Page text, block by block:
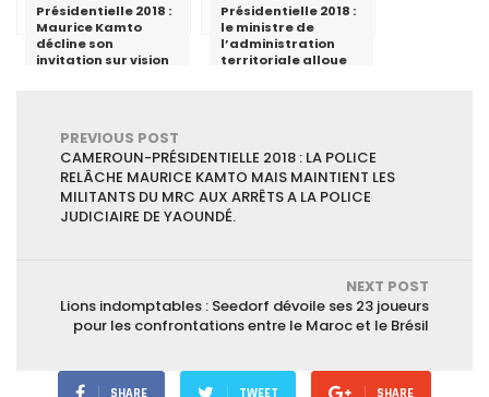
Présidentielle 2018 :
Maurice Kamto
décline son
invitation sur vision
Présidentielle 2018 :
le ministre de
l’administration
territoriale alloue
PREVIOUS POST
CAMEROUN-PRÉSIDENTIELLE 2018 : LA POLICE
RELÂCHE MAURICE KAMTO MAIS MAINTIENT LES
MILITANTS DU MRC AUX ARRÊTS A LA POLICE
JUDICIAIRE DE YAOUNDÉ.
NEXT POST
Lions indomptables : Seedorf dévoile ses 23 joueurs
pour les confrontations entre le Maroc et le Brésil
SHARE TWEET SHARE